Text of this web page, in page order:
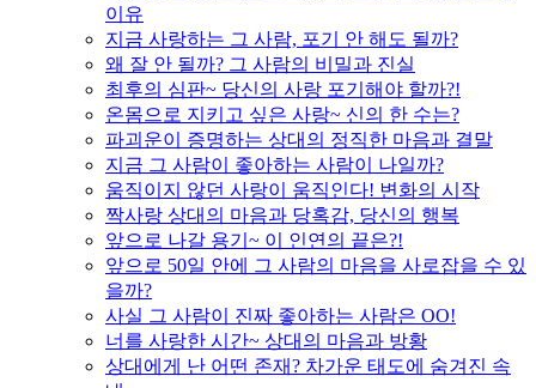
이유
지금 사랑하는 그 사람, 포기 안 해도 될까?
왜 잘 안 될까? 그 사람의 비밀과 진실
최후의 심판~ 당신의 사랑 포기해야 할까?!
온몸으로 지키고 싶은 사랑~ 신의 한 수는?
파괴운이 증명하는 상대의 정직한 마음과 결말
지금 그 사람이 좋아하는 사람이 나일까?
움직이지 않던 사랑이 움직인다! 변화의 시작
짝사랑 상대의 마음과 당혹감, 당신의 행복
앞으로 나갈 용기~ 이 인연의 끝은?!
앞으로 50일 안에 그 사람의 마음을 사로잡을 수 있
을까?
사실 그 사람이 진짜 좋아하는 사람은 OO!
너를 사랑한 시간~ 상대의 마음과 방황
상대에게 난 어떤 존재? 차가운 태도에 숨겨진 속